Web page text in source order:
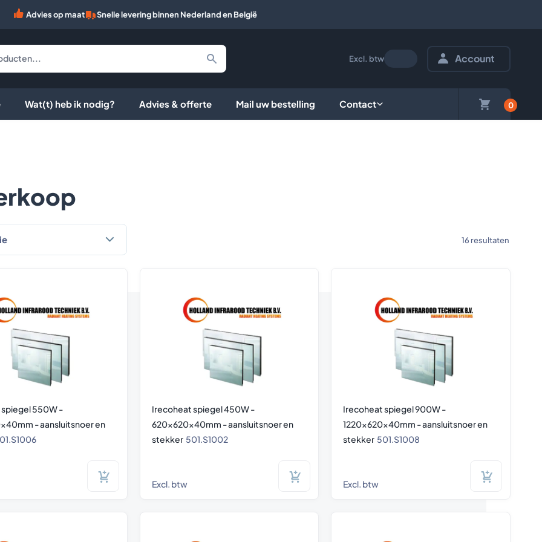
Advies op maat Snelle levering binnen Nederland en België
Excl. btw Account
Wat(t) heb ik nodig? Advies & offerte Mail uw bestelling Contact 0
16 resultaten
550W -
- aansluitsnoer en
Irecoheat spiegel 450W -
620x620x40mm - aansluitsnoer en
stekker 501.S1002
Excl. btw
Irecoheat spiegel 900W -
1220x620x40mm - aansluitsnoer en
stekker 501.S1008
Excl. btw